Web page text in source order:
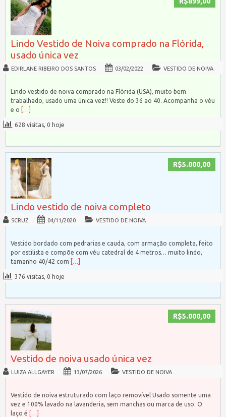
Lindo Vestido de Noiva comprado na Flórida,
usado única vez
EDIRLANE RIBEIRO DOS SANTOS 03/02/2022 VESTIDO DE NOIVA
Lindo vestido de noiva comprado na Flórida (USA), muito bem
trabalhado, usado uma única vez!! Veste do 36 ao 40. Acompanha o véu
e o
[…]
628 visitas, 0 hoje
R$5.000,00
Lindo vestido de noiva completo
SCRUZ 04/11/2020 VESTIDO DE NOIVA
Vestido bordado com pedrarias e cauda, com armação completa, feito
por estilista e compõe com véu catedral de 4 metros… muito lindo,
tamanho 40/42 com
[…]
376 visitas, 0 hoje
R$5.000,00
Vestido de noiva usado única vez
LUIZA ALLGAYER 13/07/2026 VESTIDO DE NOIVA
Vestido de noiva estruturado com laço removível Usado somente uma
vez e 100% lavado na lavanderia, sem manchas ou marca de uso. O
laço é
[…]